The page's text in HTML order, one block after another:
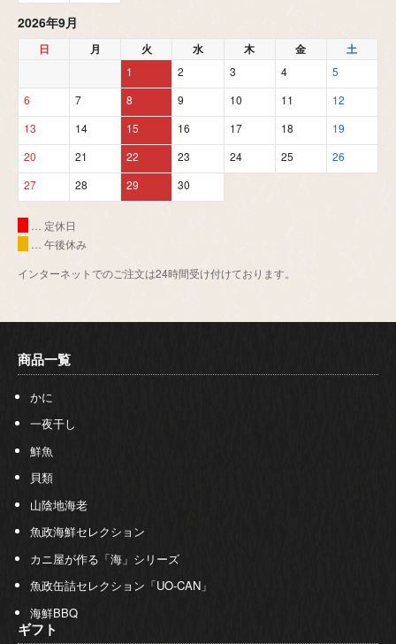
2026年9月
日 月 火 水 木 金 土
1 2 3 4
5
6
7 8 9 10 11
12
13
14 15 16 17 18
19
20
21 22 23 24 25
26
27
28 29 30
… 定休日
… 午後休み
インターネットでのご注文は24時間受け付けております。
商品一覧
かに
一夜干し
鮮魚
貝類
山陰地海老
魚政海鮮セレクション
カニ屋が作る「海」シリーズ
魚政缶詰セレクション「UO-CAN」
海鮮BBQ
ギフト